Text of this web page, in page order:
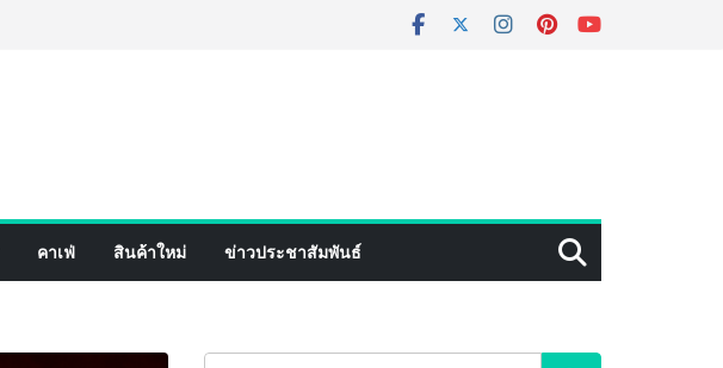
คาเฟ่ สินค้าใหม่ ข่าวประชาสัมพันธ์